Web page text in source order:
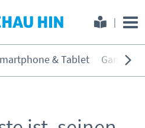
& Tablet Games